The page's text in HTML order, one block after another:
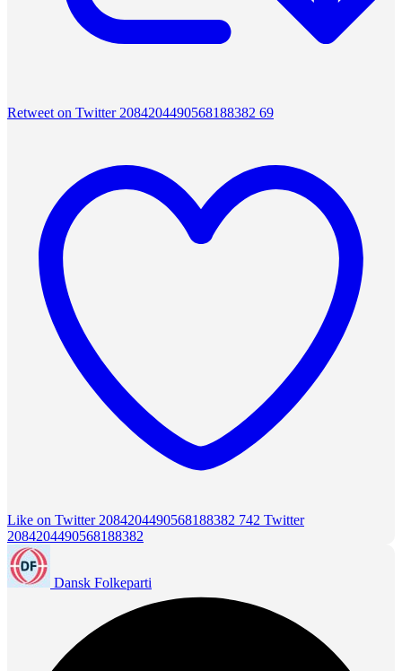
Retweet on Twitter 2084204490568188382 69
Like on Twitter 2084204490568188382 742 Twitter
2084204490568188382
Dansk Folkeparti